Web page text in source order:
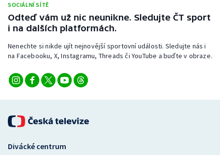
SOCIÁLNÍ SÍTĚ
Odteď vám už nic neunikne. Sledujte ČT sport
i na dalších platformách.
Nenechte si nikde ujít nejnovější sportovní události. Sledujte nás i
na Facebooku, X, Instagramu, Threads či YouTube a buďte v obraze.
Divácké centrum